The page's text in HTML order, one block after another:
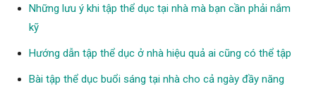
Những lưu ý khi tập thể dục tại nhà mà bạn cần phải nắm
kỹ
Hướng dẫn tập thể dục ở nhà hiệu quả ai cũng có thể tập
Bài tập thể dục buổi sáng tại nhà cho cả ngày đầy năng